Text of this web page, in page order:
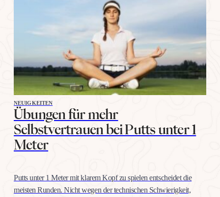
NEUIGKEITEN
Übungen für mehr
Selbstvertrauen bei Putts unter 1
Meter
Putts unter 1 Meter mit klarem Kopf zu spielen entscheidet die
meisten Runden. Nicht wegen der technischen Schwierigkeit,